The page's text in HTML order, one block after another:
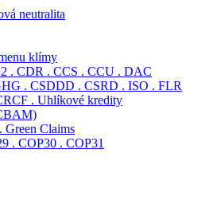
neutralita
klímy
. CDR . CCS . CCU . DAC
. CSDDD . CSRD . ISO . FLR
. Uhlíkové kredity
Green Claims
. COP30 . COP31